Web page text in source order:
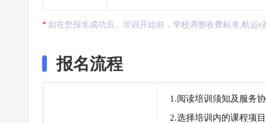
如在您报名成功后、培训开始前，学校调整收费标准,航运
报名流程
1.阅读培训须知及服务
2.选择培训内的课程项目